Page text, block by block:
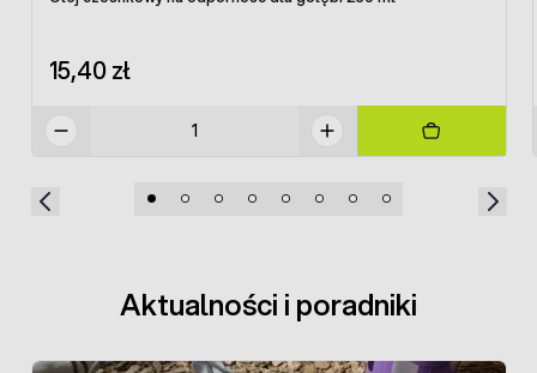
15,40 zł
Aktualności i poradniki